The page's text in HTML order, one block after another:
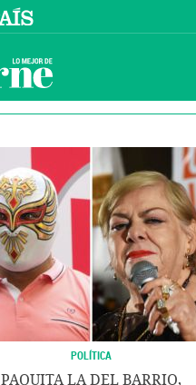
POLÍTICA
PAQUITA LA DEL BARRIO,